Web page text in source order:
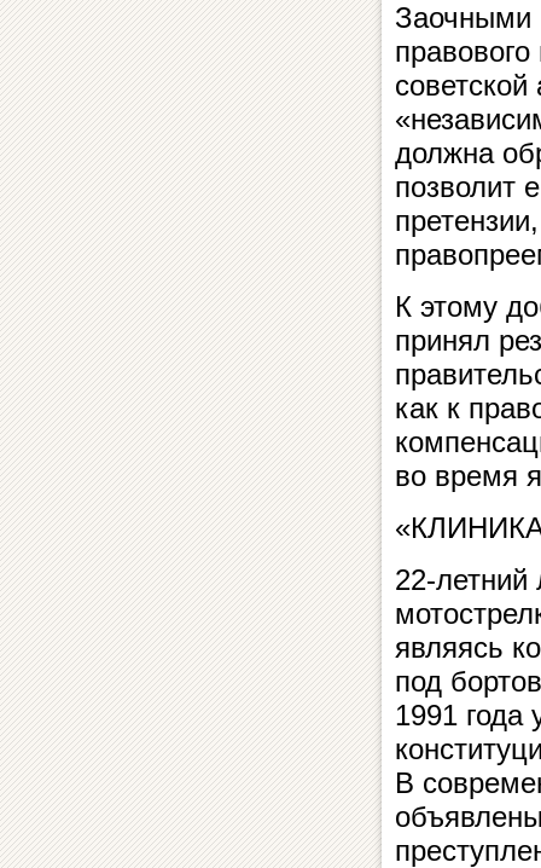
Заочными
должна
позволит
К этому
принял
как к
во время
22-
являясь
под
1991 года
В